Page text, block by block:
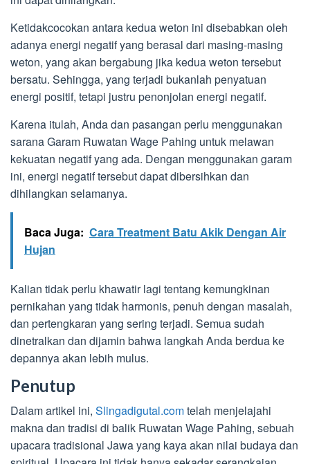
Ketidakcocokan antara kedua weton ini disebabkan oleh
adanya energi negatif yang berasal dari masing-masing
weton, yang akan bergabung jika kedua weton tersebut
bersatu. Sehingga, yang terjadi bukanlah penyatuan
energi positif, tetapi justru penonjolan energi negatif.
Karena itulah, Anda dan pasangan perlu menggunakan
sarana Garam Ruwatan Wage Pahing untuk melawan
kekuatan negatif yang ada. Dengan menggunakan garam
ini, energi negatif tersebut dapat dibersihkan dan
dihilangkan selamanya.
Baca Juga: Cara Treatment Batu Akik Dengan Air
Hujan
Kalian tidak perlu khawatir lagi tentang kemungkinan
pernikahan yang tidak harmonis, penuh dengan masalah,
dan pertengkaran yang sering terjadi. Semua sudah
dinetralkan dan dijamin bahwa langkah Anda berdua ke
depannya akan lebih mulus.
Penutup
Dalam artikel ini, Slingadigutal.comtelah menjelajahi
makna dan tradisi di balik Ruwatan Wage Pahing, sebuah
upacara tradisional Jawa yang kaya akan nilai budaya dan